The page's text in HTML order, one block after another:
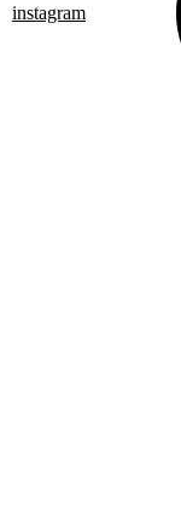
instagram